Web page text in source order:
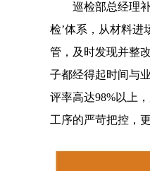
巡检部总经理
检’体系，从材料进
管，及时发现并整
子都经得起时间与
评率高达98%以上
工序的严苛把控，